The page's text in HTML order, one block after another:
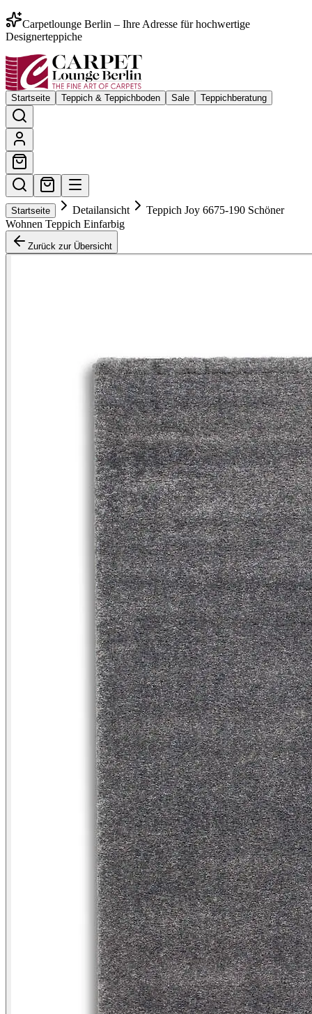
Carpetlounge Berlin – Ihre Adresse für hochwertige
Designerteppiche
Startseite Teppich & Teppichboden Sale Teppichberatung
Startseite Detailansicht
Teppich Joy 6675-190 Schöner
Wohnen Teppich Einfarbig
Zurück zur Übersicht